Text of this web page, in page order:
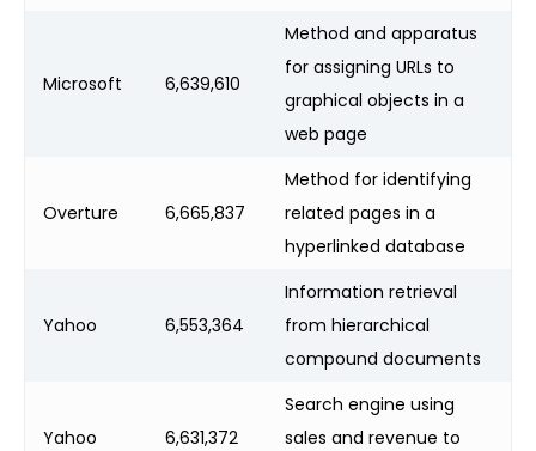
Microsoft 6,639,610
Method and apparatus
for assigning URLs to
graphical objects in a
web page
Overture 6,665,837
Method for identifying
related pages in a
hyperlinked database
Yahoo 6,553,364
Information retrieval
from hierarchical
compound documents
Yahoo 6,631,372
Search engine using
sales and revenue to